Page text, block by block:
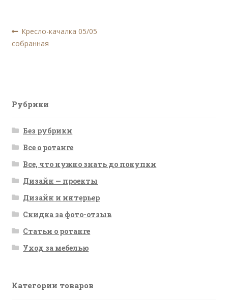
Навигация
по
Предыдущая
запись:
Кресло-качалка 05/05
собранная
Рубрики
Без рубрики
Все о ротанге
Все, что нужно знать до покупки
Дизайн — проекты
Дизайн и интерьер
Скидка за фото-отзыв
Статьи о ротанге
Уход за мебелью
Категории товаров